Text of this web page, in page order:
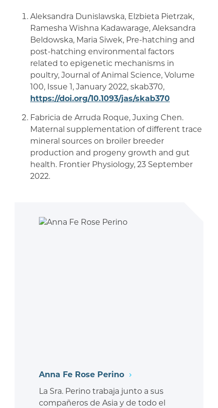
Aleksandra Dunislawska, Elzbieta Pietrzak,
Ramesha Wishna Kadawarage, Aleksandra
Beldowska, Maria Siwek, Pre-hatching and
post-hatching environmental factors
related to epigenetic mechanisms in
poultry, Journal of Animal Science, Volume
100, Issue 1, January 2022, skab370,
https://doi.org/10.1093/jas/skab370
Fabricia de Arruda Roque, Juxing Chen.
Maternal supplementation of different trace
mineral sources on broiler breeder
production and progeny growth and gut
health. Frontier Physiology, 23 September
2022.
Anna Fe Rose Perino
La Sra. Perino trabaja junto a sus
compañeros de Asia y de todo el